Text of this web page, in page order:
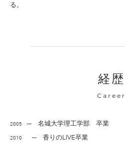
る。
​​経歴
Career
2005 ─ 名城大学理工学部 卒業
2010 ─ 香りのLIVE卒業